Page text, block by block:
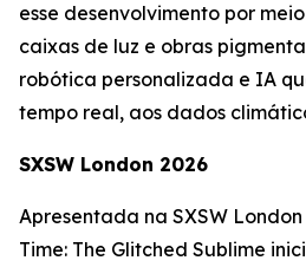
esse desenvolvimento por
caixas de luz e obras
robótica personalizada e IA
tempo real, aos dados
SXSW London 2026
Apresentada na SXSW London
Time: The Glitched Sublime